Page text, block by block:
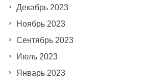
Декабрь 2023
Ноябрь 2023
Сентябрь 2023
Июль 2023
Январь 2023